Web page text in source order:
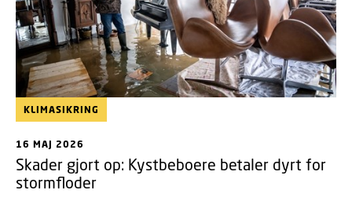
KLIMASIKRING
16 MAJ 2026
Skader gjort op: Kystbeboere betaler dyrt for
stormfloder